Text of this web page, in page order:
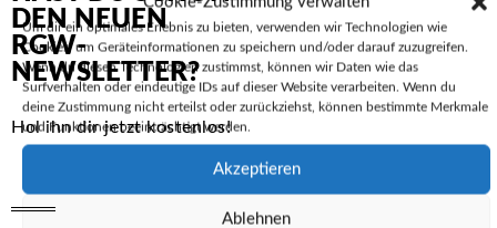
Um dir ein optimales Erlebnis zu bieten, verwenden wir Technologien wie
Cookies, um Geräteinformationen zu speichern und/oder darauf zuzugreifen.
Wenn du diesen Technologien zustimmst, können wir Daten wie das
Surfverhalten oder eindeutige IDs auf dieser Website verarbeiten. Wenn du
deine Zustimmung nicht erteilst oder zurückziehst, können bestimmte Merkmale
und Funktionen beeinträchtigt werden.
Akzeptieren
Ablehnen
VORIGER
Austausch: Buenos Aires und Witten
NÄCHSTER
DEN NEUEN
RGW-
NEWSLETTER?
Hol ihn dir jetzt kostenlos!